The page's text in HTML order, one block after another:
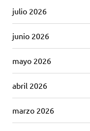
julio 2026
junio 2026
mayo 2026
abril 2026
marzo 2026